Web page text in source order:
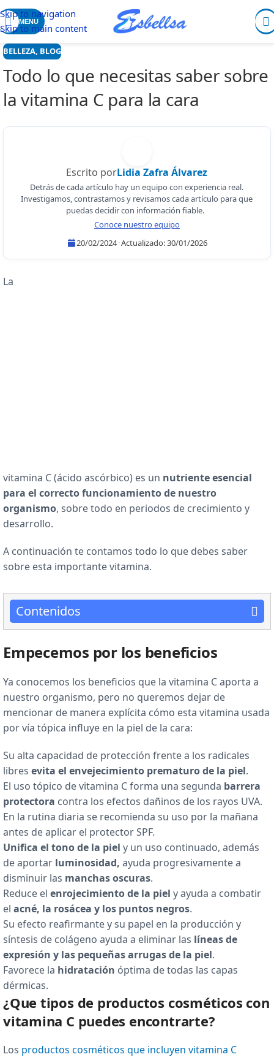
Skip to navigation
Skip to main content
MENU
BELLEZA, BLOG
Todo lo que necesitas saber sobre
la vitamina C para la cara
Escrito porLidia Zafra Álvarez
Detrás de cada artículo hay un equipo con experiencia real.
Investigamos, contrastamos y revisamos cada artículo para que
puedas decidir con información fiable.
Conoce nuestro equipo
20/02/2024·Actualizado:30/01/2026
La
vitamina C (ácido ascórbico) es un nutriente esencial
para el correcto funcionamiento de nuestro
organismo, sobre todo en periodos de crecimiento y
desarrollo.
A continuación te contamos todo lo que debes saber
sobre esta importante vitamina.
Contenidos
Empecemos por los beneficios
Ya conocemos los beneficios que la vitamina C aporta a
nuestro organismo, pero no queremos dejar de
mencionar de manera explícita cómo esta vitamina usada
por vía tópica influye en la piel de la cara:
Su alta capacidad de protección frente a los radicales
libres evita el envejecimiento prematuro de la piel.
El uso tópico de vitamina C forma una segunda barrera
protectora contra los efectos dañinos de los rayos UVA.
En la rutina diaria se recomienda su uso por la mañana
antes de aplicar el protector SPF.
Unifica el tono de la piel y un uso continuado, además
de aportar luminosidad, ayuda progresivamente a
disminuir las manchas oscuras.
Reduce el enrojecimiento de la piel y ayuda a combatir
el acné, la rosácea y los puntos negros.
Su efecto reafirmante y su papel en la producción y
síntesis de colágeno ayuda a eliminar las líneas de
expresión y las pequeñas arrugas de la piel.
Favorece la hidratación óptima de todas las capas
dérmicas.
¿Que tipos de productos cosméticos con
vitamina C puedes encontrarte?
Los productos cosméticos que incluyen vitamina C